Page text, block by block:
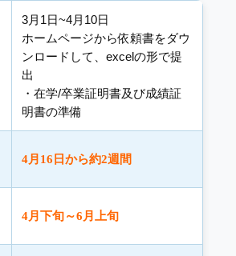
3月1日~4月10日
ホームページから依頼書をダウ
ンロードして、excelの形で提
出
・在学/卒業証明書及び成績証
明書の準備
4月16日から約2週間
4月下旬～6 月上旬